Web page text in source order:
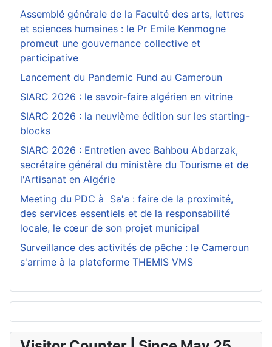
Assemblé générale de la Faculté des arts, lettres
et sciences humaines : le Pr Emile Kenmogne
promeut une gouvernance collective et
participative
Lancement du Pandemic Fund au Cameroun
SIARC 2026 : le savoir-faire algérien en vitrine
SIARC 2026 : la neuvième édition sur les starting-
blocks
SIARC 2026 : Entretien avec Bahbou Abdarzak,
secrétaire général du ministère du Tourisme et de
l'Artisanat en Algérie
Meeting du PDC à Sa'a : faire de la proximité,
des services essentiels et de la responsabilité
locale, le cœur de son projet municipal
Surveillance des activités de pêche : le Cameroun
s'arrime à la plateforme THEMIS VMS